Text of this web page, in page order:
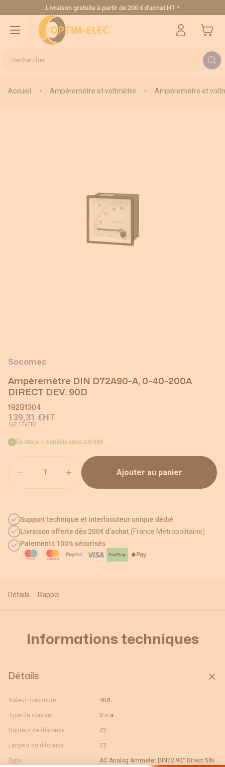
Allez au contenuLivraison gratuite à partir de 200 € d'achat HT *
Mon
Rechercher...
Accueil • Ampèremètre et voltmètre • Ampèremètre et
Socomec
Ampèremètre DIN D72A90-A, 0-40-200A
DIRECT DEV. 90D
192B1304
139,31 €HT
167,17 €TTC
En stock – Expédié sous 24/48h
Ajouter au panier
Support technique et interlocuteur unique dédié
Livraison offerte dès 200€ d’achat (France Métropolitaine)
Paiements 100% sécurisés
Détails Rappel
Informations techniques
Détails
Valeur maximum : 40A
Type de courant : V c.a.
Hauteur de découpe : 72
Largeur de découpe : 72
Type : AC Analog Ammeter DIN72 90° Direct 5IN